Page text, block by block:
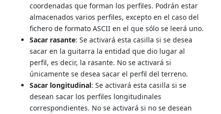
coordenadas que forman los perfiles. Podrán estar
almacenados varios perfiles, excepto en el caso del
fichero de formato ASCII en el que sólo se leerá uno.
Sacar rasante: Se activará esta casilla si se desea
sacar en la guitarra la entidad que dio lugar al
perfil, es decir, la rasante. No se activará si
únicamente se desea sacar el perfil del terreno.
Sacar longitudinal: Se activará esta casilla si se
desean sacar los perfiles longitudinales
correspondientes. No se activará si no se desean